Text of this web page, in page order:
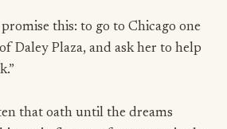
this: to go to Chicago one
Daley Plaza, and ask her to help
that oath until the dreams